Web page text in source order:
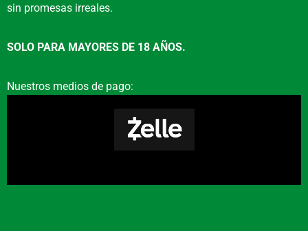
para determinar el camino espiritual más
¿Qué productos usan en
sus rituales en Vacaville?
Utilizamos materiales de calidad como velones
de despojo, hierbas como ruda y romero,
sin promesas irreales.
SOLO PARA MAYORES DE 18 AÑOS.
Nuestros medios de pago: